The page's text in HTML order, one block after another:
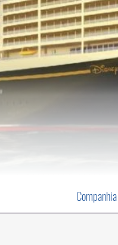
Companhia